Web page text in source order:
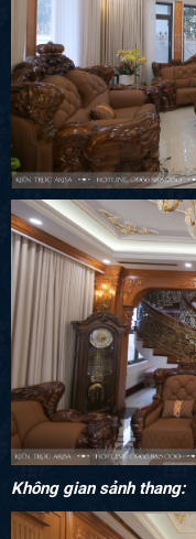
Không gian sảnh thang: